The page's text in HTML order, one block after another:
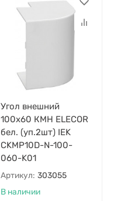
Угол внешний
100х60 КМН ELECOR
бел. (уп.2шт) IEK
CKMP10D-N-100-
060-K01
Артикул: 303055
В наличии